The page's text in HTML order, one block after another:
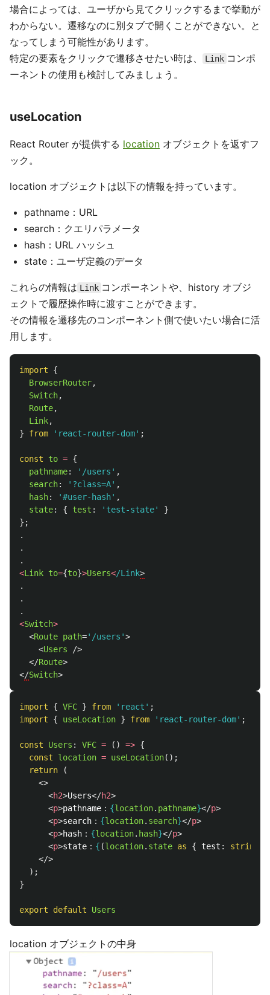
場合によっては、ユーザから見てクリックするまで挙動が
わからない。遷移なのに別タブで開くことができない。と
なってしまう可能性があります。
特定の要素をクリックで遷移させたい時は、
Link コンポ
ーネントの使用も検討してみましょう。
useLocation
React Router が提供する location オブジェクトを返すフ
ック。
location オブジェクトは以下の情報を持っています。
pathname：URL
search：クエリパラメータ
hash：URL ハッシュ
state：ユーザ定義のデータ
これらの情報は Link コンポーネントや、history オブジ
ェクトで履歴操作時に渡すことができます。
その情報を遷移先のコンポーネント側で使いたい場合に活
用します。
import
{
BrowserRouter,
Switch,
Route,
Link,
}
from ' react-router-dom' ;
const to = {
pathname: ' /users ' ,
search: ' ?class=A' ,
hash: '#user-hash' ,
state: { test : ' test-state'
}
};
.
.
.
<Link to={to}>Users</Link
.
.
.
<Switch>
<Route path='/users'>
<Users
/>
</Route>
</Switch>
import { VFC } from ' react ' ;
import
{ useLocation } from ' react-router-dom' ;
const Users : VFC = () => {
const
location = useLocation();
return
(
<>
<h2>Users</h2>
<p>pathname： {location. pathname}</p>
<p>search： {location. search}</p>
<p>hash： {location. hash}</p>
<p>state： { (location. state as { test : string
</>
);
}
export default Users
location オブジェクトの中身